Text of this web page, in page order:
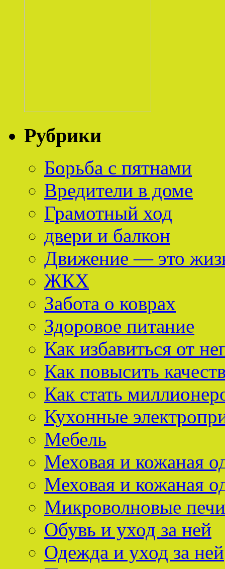
Рубрики
Борьба с пятнами
Вредители в доме
Грамотный ход
двери и балкон
Движение — это
ЖКХ
Забота о коврах
Здоровое питание
Как избавиться от
Как повысить
Как стать
Кухонные
Мебель
Меховая и кожаная
Меховая и кожаная
Микроволновые печи
Обувь и уход за ней
Одежда и уход за ней